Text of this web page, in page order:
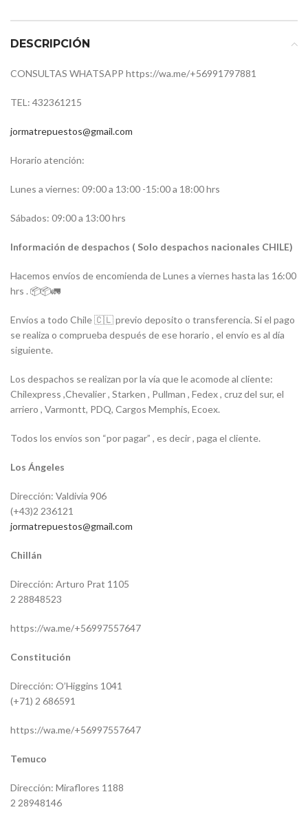
DESCRIPCIÓN
CONSULTAS WHATSAPP https://wa.me/+56991797881
TEL: 432361215
jormatrepuestos@gmail.com
Horario atención:
Lunes a viernes: 09:00 a 13:00 -15:00 a 18:00 hrs
Sábados: 09:00 a 13:00 hrs
Información de despachos ( Solo despachos nacionales CHILE)
Hacemos envíos de encomienda de Lunes a viernes hasta las 16:00
hrs . 📦📦🚛
Envíos a todo Chile 🇨🇱 previo deposito o transferencia. Si el pago
se realiza o comprueba después de ese horario , el envío es al día
siguiente.
Los despachos se realizan por la vía que le acomode al cliente:
Chilexpress ,Chevalier , Starken , Pullman , Fedex , cruz del sur, el
arriero , Varmontt, PDQ, Cargos Memphis, Ecoex.
Todos los envíos son “por pagar” , es decir , paga el cliente.
Los Ángeles
Dirección: Valdivia 906
(+43)2 236121
jormatrepuestos@gmail.com
Chillán
Dirección: Arturo Prat 1105
2 28848523
https://wa.me/+56997557647
Constitución
Dirección: O’Higgins 1041
(+71) 2 686591
https://wa.me/+56997557647
Temuco
Dirección: Miraflores 1188
2 28948146